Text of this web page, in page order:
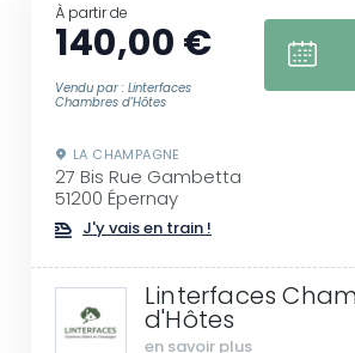
À partir de
140,00 €
Vendu par : Linterfaces
Chambres d'Hôtes
LA CHAMPAGNE
27 Bis Rue Gambetta
51200 Épernay
J'y vais en train !
Linterfaces
d'Hôtes